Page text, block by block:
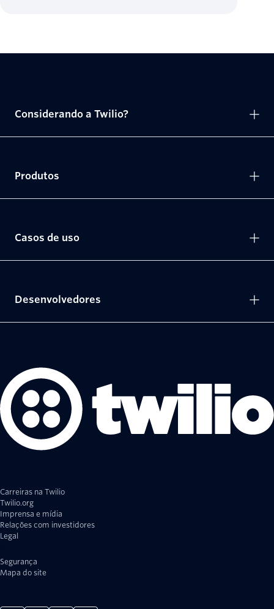
Carreiras na Twilio
Twilio.org
Imprensa e mídia
Relações com investidores
Legal
Segurança
Mapa do site
Considerando a Twilio?
Produtos
Casos de uso
Desenvolvedores